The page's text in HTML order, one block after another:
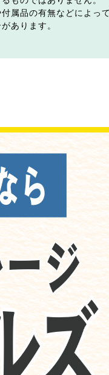
属品の有無などによっ
あります。